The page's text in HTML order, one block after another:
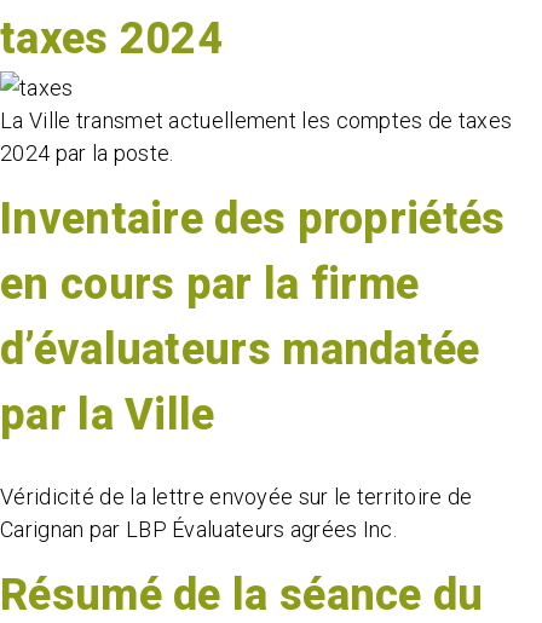
taxes 2024
La Ville transmet actuellement les comptes de taxes
2024 par la poste.
Inventaire des propriétés
en cours par la firme
d’évaluateurs mandatée
par la Ville
Véridicité de la lettre envoyée sur le territoire de
Carignan par LBP Évaluateurs agrées Inc.
Résumé de la séance du